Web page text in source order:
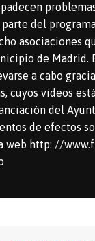
del
asociaciones
de Madrid.
a cabo
cuyos videos
del
de efectos
web http: //